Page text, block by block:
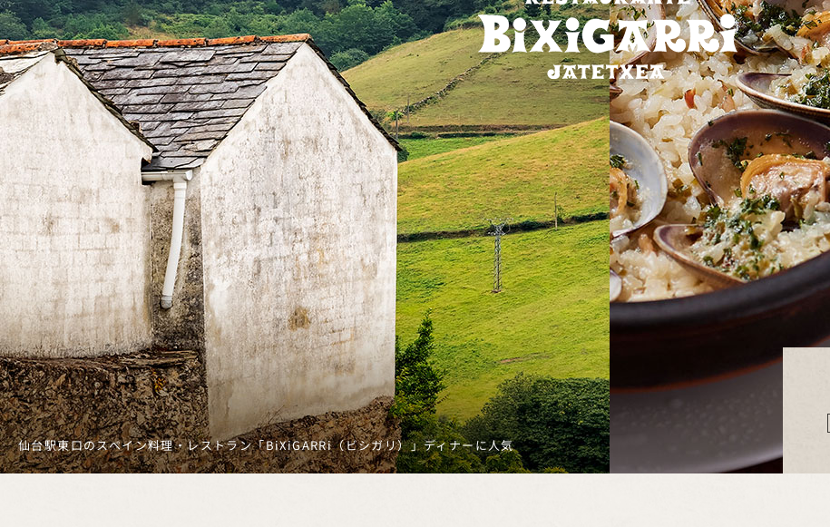
仙台駅東口のスペイン料理・レストラン「BiXiGARRi（ビシガリ）」ディナーに人気